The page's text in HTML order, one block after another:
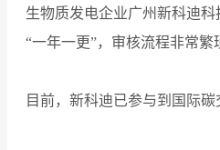
生物质发电企业广州新科迪
“一年一更”，审核流程非常繁
目前，新科迪已参与到国际